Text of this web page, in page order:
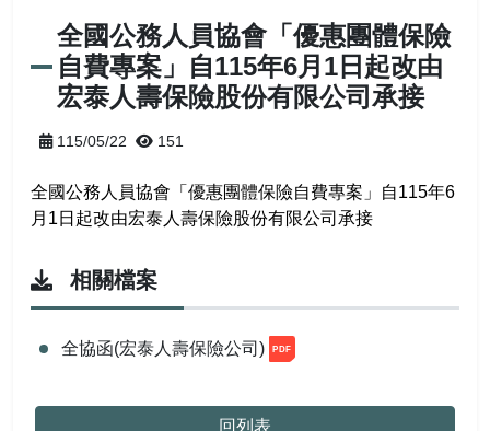
協會章程
理事長的話
理監事人員
常見問答
表單下載
特約商店
優惠活動
保險專區
會員專區
加入會員
會員登入
會員資料
常見問答
全國公務人員協會「優惠團體保險
自費專案」自115年6月1日起改由
宏泰人壽保險股份有限公司承接
115/05/22 151
全國公務人員協會「優惠團體保險自費專案」自115年6
月1日起改由宏泰人壽保險股份有限公司承接
相關檔案
全協函(宏泰人壽保險公司)
回列表